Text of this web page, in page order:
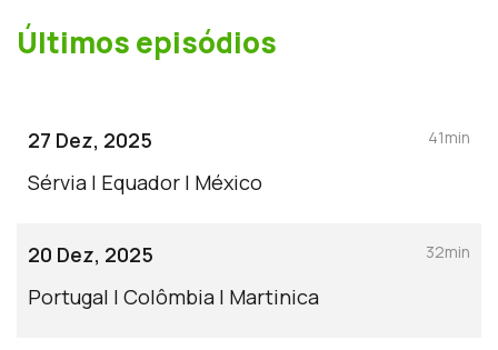
mostrando a diversidade de danças,
internacional.
Últimos episódios
27 Dez, 2025
Sérvia | Equador | México
41min
20 Dez, 2025
Portugal | Colômbia | Martinica
32min